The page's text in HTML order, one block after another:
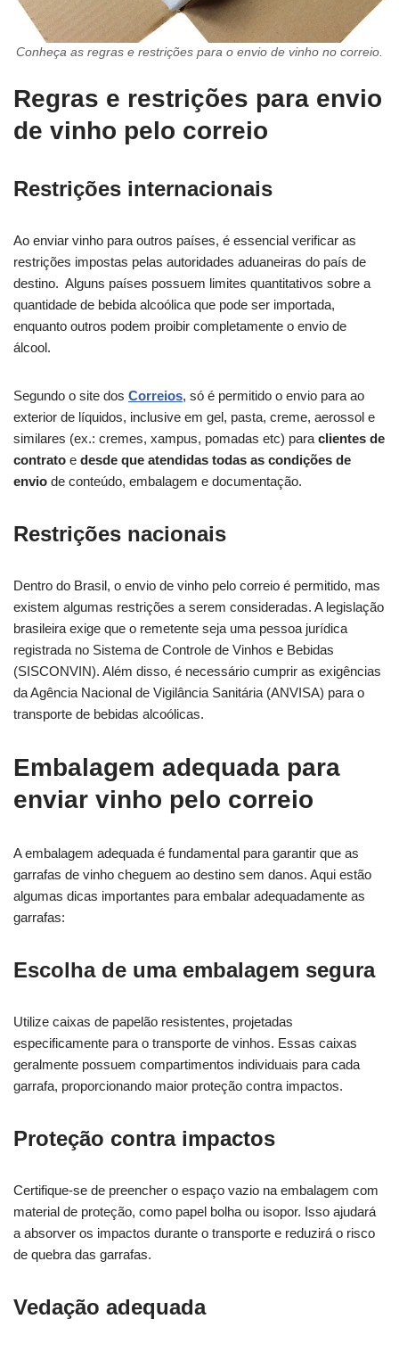
Conheça as regras e restrições para o envio de vinho no correio.
Regras e restrições para envio
de vinho pelo correio
Restrições internacionais
Ao enviar vinho para outros países, é essencial verificar as
restrições impostas pelas autoridades aduaneiras do país de
destino. Alguns países possuem limites quantitativos sobre a
quantidade de bebida alcoólica que pode ser importada,
enquanto outros podem proibir completamente o envio de
álcool.
Segundo o site dos Correios, só é permitido o envio para ao
exterior de líquidos, inclusive em gel, pasta, creme, aerossol e
similares (ex.: cremes, xampus, pomadas etc) para clientes de
contrato e desde que atendidas todas as condições de
envio de conteúdo, embalagem e documentação.
Restrições nacionais
Dentro do Brasil, o envio de vinho pelo correio é permitido, mas
existem algumas restrições a serem consideradas. A legislação
brasileira exige que o remetente seja uma pessoa jurídica
registrada no Sistema de Controle de Vinhos e Bebidas
(SISCONVIN). Além disso, é necessário cumprir as exigências
da Agência Nacional de Vigilância Sanitária (ANVISA) para o
transporte de bebidas alcoólicas.
Embalagem adequada para
enviar vinho pelo correio
A embalagem adequada é fundamental para garantir que as
garrafas de vinho cheguem ao destino sem danos. Aqui estão
algumas dicas importantes para embalar adequadamente as
garrafas:
Escolha de uma embalagem segura
Utilize caixas de papelão resistentes, projetadas
especificamente para o transporte de vinhos. Essas caixas
geralmente possuem compartimentos individuais para cada
garrafa, proporcionando maior proteção contra impactos.
Proteção contra impactos
Certifique-se de preencher o espaço vazio na embalagem com
material de proteção, como papel bolha ou isopor. Isso ajudará
a absorver os impactos durante o transporte e reduzirá o risco
de quebra das garrafas.
Vedação adequada